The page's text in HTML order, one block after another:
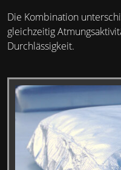
Die Kombination
gleichzeitig
Durchlässigkeit.